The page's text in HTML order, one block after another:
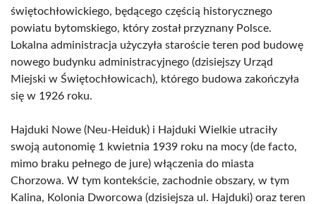
świętochłowickiego, będącego częścią historycznego
powiatu bytomskiego, który został przyznany Polsce.
Lokalna administracja użyczyła staroście teren pod budowę
nowego budynku administracyjnego (dzisiejszy Urząd
Miejski w Świętochłowicach), którego budowa zakończyła
się w 1926 roku.
Hajduki Nowe (Neu-Heiduk) i Hajduki Wielkie utraciły
swoją autonomię 1 kwietnia 1939 roku na mocy (de facto,
mimo braku pełnego de jure) włączenia do miasta
Chorzowa. W tym kontekście, zachodnie obszary, w tym
Kalina, Kolonia Dworcowa (dzisiejsza ul. Hajduki) oraz teren